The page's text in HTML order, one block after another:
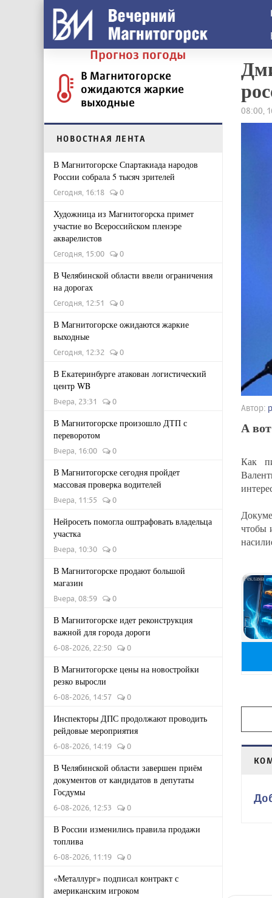
Прогноз погоды
В Магнитогорске
ожидаются жаркие
выходные
НОВОСТНАЯ ЛЕНТА
В Магнитогорске Спартакиада народов
России собрала 5 тысяч зрителей
Сегодня, 16:18 0
Художница из Магнитогорска примет
участие во Всероссийском пленэре
акварелистов
Сегодня, 15:00 0
В Челябинской области ввели ограничения
на дорогах
Сегодня, 12:51 0
В Магнитогорске ожидаются жаркие
выходные
Сегодня, 12:32 0
В Екатеринбурге атакован логистический
центр WB
Вчера, 23:31 0
В Магнитогорске произошло ДТП с
переворотом
Вчера, 16:00 0
В Магнитогорске сегодня пройдет
массовая проверка водителей
Вчера, 11:55 0
Нейросеть помогла оштрафовать владельца
участка
Вчера, 10:30 0
В Магнитогорске продают большой
магазин
Вчера, 08:59 0
В Магнитогорске идет реконструкция
важной для города дороги
6-08-2026, 22:50 0
В Магнитогорске цены на новостройки
резко выросли
6-08-2026, 14:57 0
Инспекторы ДПС продолжают проводить
рейдовые мероприятия
6-08-2026, 14:19 0
В Челябинской области завершен приём
документов от кандидатов в депутаты
Госдумы
6-08-2026, 12:53 0
В России изменились правила продажи
топлива
6-08-2026, 11:19 0
«Металлург» подписал контракт с
американским игроком
08:00,
Автор:
А
Как
чтобы